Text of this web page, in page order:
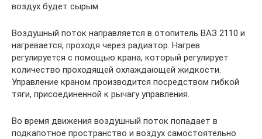
воздух будет сырым.
Воздушный поток направляется в отопитель ВАЗ 2110 и
нагревается, проходя через радиатор. Нагрев
регулируется с помощью крана, который регулирует
количество проходящей охлаждающей жидкости.
Управление краном производится посредством гибкой
тяги, присоединенной к рычагу управления.
Во время движения воздушный поток попадает в
подкапотное пространство и воздух самостоятельно